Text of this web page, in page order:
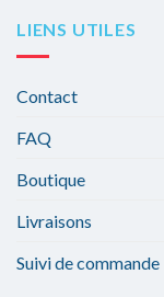
LIENS UTILES
Contact
FAQ
Boutique
Livraisons
Suivi de commande